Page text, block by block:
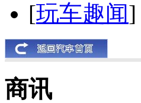
[玩车趣闻]
商讯